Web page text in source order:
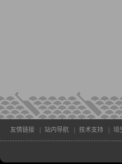
友情链接 | 站内导航 | 技术支持 | 培